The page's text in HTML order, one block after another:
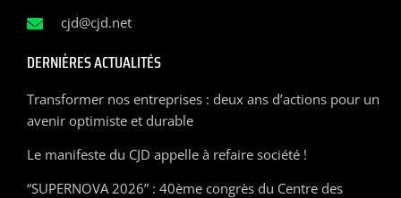
cjd@cjd.net
DERNIÈRES ACTUALITÉS
Transformer nos entreprises : deux ans d’actions pour un
avenir optimiste et durable
Le manifeste du CJD appelle à refaire société !
“SUPERNOVA 2026” : 40ème congrès du Centre des